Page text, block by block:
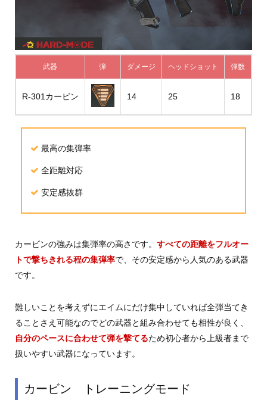
武器 弾 ダメージ ヘッドショット 弾数
R-301カービン 14 25 18
最高の集弾率
全距離対応
安定感抜群
カービンの強みは集弾率の高さです。 すべての距離をフルオー
トで撃ちきれる程の集弾率で、その安定感から人気のある武器
です。
難しいことを考えずにエイムにだけ集中していれば全弾当てき
ることさえ可能なのでどの武器と組み合わせても相性が良く、
自分のペースに合わせて弾を撃てるため初心者から上級者まで
扱いやすい武器になっています。
カービン トレーニングモード